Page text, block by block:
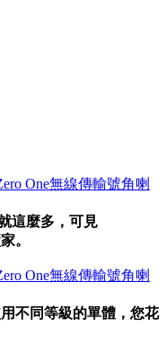
這麼多，可見
。
不同等級的單體，您花